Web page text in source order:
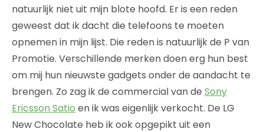
natuurlijk niet uit mijn blote hoofd. Er is een reden
geweest dat ik dacht die telefoons te moeten
opnemen in mijn lijst. Die reden is natuurlijk de P van
Promotie. Verschillende merken doen erg hun best
om mij hun nieuwste gadgets onder de aandacht te
brengen. Zo zag ik de commercial van de Sony
Ericsson Satio en ik was eigenlijk verkocht. De LG
New Chocolate heb ik ook opgepikt uit een